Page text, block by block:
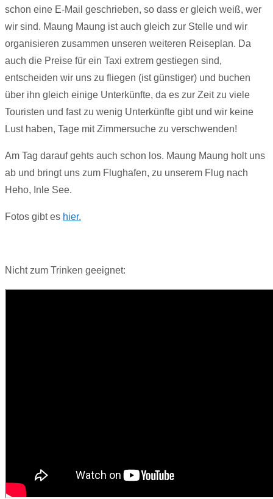
schon eine E-Mail geschrieben, so dass er gleich weiß, wer
wir sind. Maung Maung ist auch gleich zur Stelle und wir
organisieren zusammen unseren weiteren Reiseplan. Da
auch die Preise für ein Taxi extrem gestiegen sind,
entscheiden wir uns zu fliegen (ist günstiger) und buchen
über ihn gleich einige Unterkünfte, da es zur Zeit zu viele
Touristen und fast zu wenig Unterkünfte gibt und wir keine
Lust haben, Tage mit Zimmersuche zu verschwenden!
Am Tag darauf gehts auch schon los. Maung Maung holt uns
ab und bringt uns zum Flughafen, zu unserem Flug nach
Heho, Inle See.
Fotos gibt es hier.
Nicht zum Trinken geeignet: